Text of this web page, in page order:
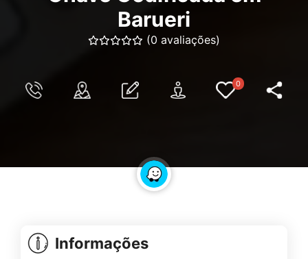
Barueri
(0 avaliações)
0
Informações